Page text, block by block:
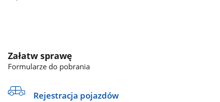
Załatw sprawę
Formularze do pobrania
Rejestracja pojazdów